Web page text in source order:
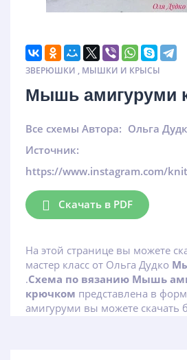
ЗВЕРЮШКИ , МЫШКИ И КРЫСЫ
Мышь амигуруми
Все схемы Автора: Ольга
Источник:
https://www.instagram.com/
Скачать в PDF
На этой странице вы можете
мастер класс от Ольга Дудко
.Схема по вязанию Мышь
крючком представлена в
амигуруми вы можете скачать